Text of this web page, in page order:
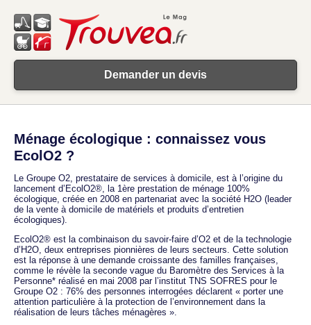
Demander un devis
Ménage écologique : connaissez vous
EcolO2 ?
Le Groupe O2, prestataire de services à domicile, est à l’origine du
lancement d’EcolO2®, la 1ère prestation de ménage 100%
écologique, créée en 2008 en partenariat avec la société H2O (leader
de la vente à domicile de matériels et produits d’entretien
écologiques).
EcolO2® est la combinaison du savoir-faire d’O2 et de la technologie
d’H2O, deux entreprises pionnières de leurs secteurs. Cette solution
est la réponse à une demande croissante des familles françaises,
comme le révèle la seconde vague du Baromètre des Services à la
Personne* réalisé en mai 2008 par l’institut TNS SOFRES pour le
Groupe O2 : 76% des personnes interrogées déclarent « porter une
attention particulière à la protection de l’environnement dans la
réalisation de leurs tâches ménagères ».